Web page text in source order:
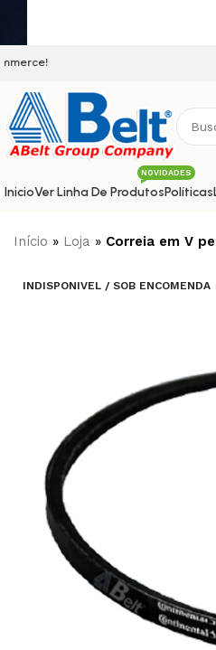
InicioVer Linha De Produtos
NOVIDADES
Políticas
Início » Loja » Correia em V
INDISPONIVEL / SOB ENCOMENDA